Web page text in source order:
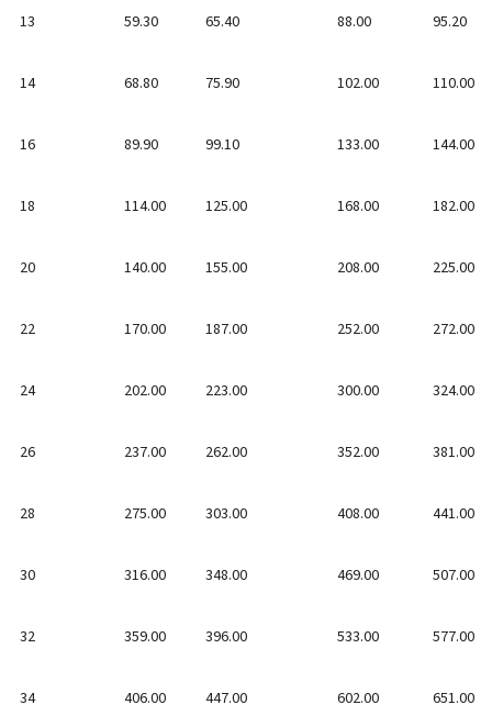
13 59.30 65.40 88.00 95.20
14 68.80 75.90 102.00 110.00
16 89.90 99.10 133.00 144.00
18 114.00 125.00 168.00 182.00
20 140.00 155.00 208.00 225.00
22 170.00 187.00 252.00 272.00
24 202.00 223.00 300.00 324.00
26 237.00 262.00 352.00 381.00
28 275.00 303.00 408.00 441.00
30 316.00 348.00 469.00 507.00
32 359.00 396.00 533.00 577.00
34 406.00 447.00 602.00 651.00